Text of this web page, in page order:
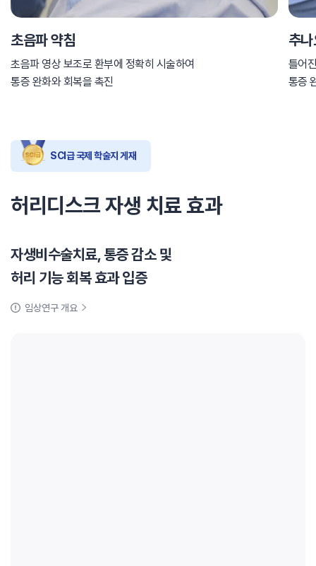
초음파 약침
초음파 영상 보조로 환부에 정확히 시술하여
통증 완화와 회복을 촉진
추
틀어
통증
SCI급 국제 학술지 게재
허리디스크 자생 치료 효과
자생비수술치료, 통증 감소 및
허리 기능 회복 효과 입증
임상연구 개요